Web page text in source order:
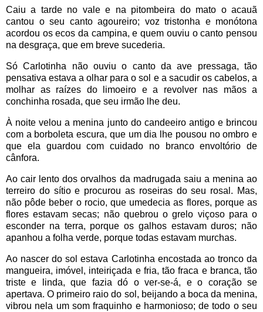
Caiu a tarde no vale e na pitombeira do mato o acauã
cantou o seu canto agoureiro; voz tristonha e monótona
acordou os ecos da campina, e quem ouviu o canto pensou
na desgraça, que em breve sucederia.
Só Carlotinha não ouviu o canto da ave pressaga, tão
pensativa estava a olhar para o sol e a sacudir os cabelos, a
molhar as raízes do limoeiro e a revolver nas mãos a
conchinha rosada, que seu irmão lhe deu.
À noite velou a menina junto do candeeiro antigo e brincou
com a borboleta escura, que um dia lhe pousou no ombro e
que ela guardou com cuidado no branco envoltório de
cânfora.
Ao cair lento dos orvalhos da madrugada saiu a menina ao
terreiro do sítio e procurou as roseiras do seu rosal. Mas,
não pôde beber o rocio, que umedecia as flores, porque as
flores estavam secas; não quebrou o grelo viçoso para o
esconder na terra, porque os galhos estavam duros; não
apanhou a folha verde, porque todas estavam murchas.
Ao nascer do sol estava Carlotinha encostada ao tronco da
mangueira, imóvel, inteiriçada e fria, tão fraca e branca, tão
triste e linda, que fazia dó o ver-se-á, e o coração se
apertava. O primeiro raio do sol, beijando a boca da menina,
vibrou nela um som fraquinho e harmonioso; de todo o seu